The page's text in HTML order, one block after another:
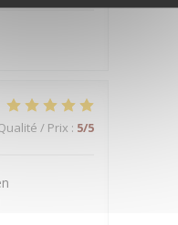
/ Prix : 5/5